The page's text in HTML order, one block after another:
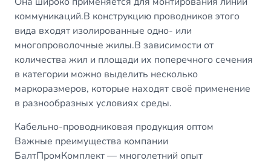
коммуникаций.В конструкцию проводников этого
вида входят изолированные одно- или
многопроволочные жилы.В зависимости от
количества жил и площади их поперечного сечения
в категории можно выделить несколько
маркоразмеров, которые находят своё применение
в разнообразных условиях среды.
Кабельно-проводниковая продукция оптом
Важные преимущества компании
БалтПромКомплект — многолетний опыт